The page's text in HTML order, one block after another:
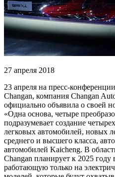
27 апреля 2018
23 апреля на пресс-
Changan, компания Changan
официально объявила о своей
«Одна основа, четыре
подразумевает создание
легковых автомобилей, новых
среднего и высшего класса,
автомобилей Kaicheng. В
Changan планирует к 2025 году
работающую только на